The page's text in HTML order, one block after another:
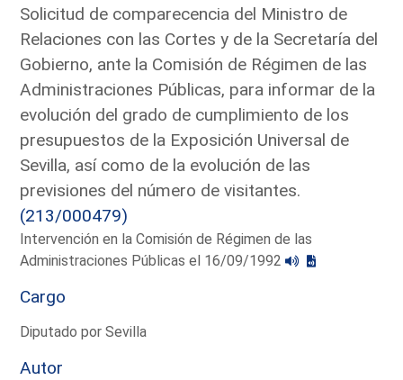
Solicitud de comparecencia del Ministro de
Relaciones con las Cortes y de la Secretaría del
Gobierno, ante la Comisión de Régimen de las
Administraciones Públicas, para informar de la
evolución del grado de cumplimiento de los
presupuestos de la Exposición Universal de
Sevilla, así como de la evolución de las
previsiones del número de visitantes.
(213/000479)
Intervención en la Comisión de Régimen de las
Administraciones Públicas el 16/09/1992
Cargo
Diputado por Sevilla
Autor